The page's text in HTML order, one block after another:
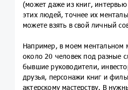
(может даже из книг,
этих людей, точнее их
можете взять в свой личный
Например, в моем ментальном
около 20 человек под разные
бывшие руководители,
друзья, персонажи книг и
актерскому мастерству. В